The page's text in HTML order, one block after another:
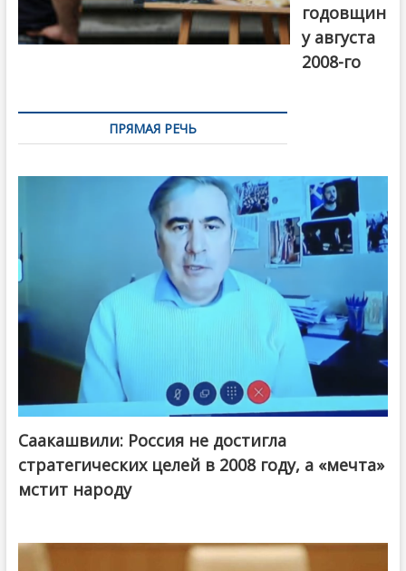
годовщин
у августа
2008-го
ПРЯМАЯ РЕЧЬ
Саакашвили: Россия не достигла
стратегических целей в 2008 году, а «мечта»
мстит народу